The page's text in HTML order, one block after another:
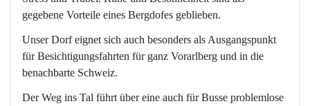
gegebene Vorteile eines Bergdofes geblieben.
Unser Dorf eignet sich auch besonders als Ausgangspunkt
für Besichtigungsfahrten für ganz Vorarlberg und in die
benachbarte Schweiz.
Der Weg ins Tal führt über eine auch für Busse problemlose